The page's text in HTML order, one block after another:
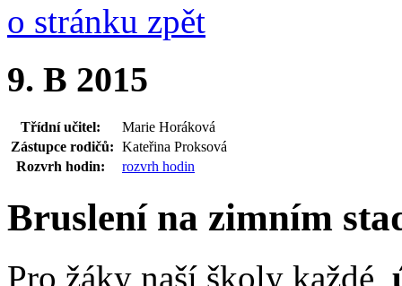
o stránku zpět
9. B 2015
Třídní učitel:
Marie Horáková
Zástupce rodičů: Kateřina Proksová
Rozvrh hodin:
rozvrh hodin
Bruslení na zimním
Pro žáky naší školy každé